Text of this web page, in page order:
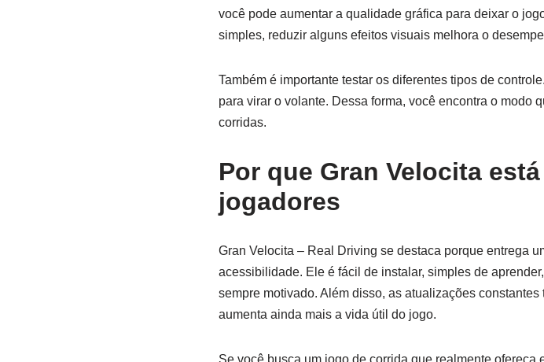
você pode aumentar a qualidade gráfica para deixar o
simples, reduzir alguns efeitos visuais melhora o
Também é importante testar os diferentes tipos de
para virar o volante. Dessa forma, você encontra o modo
corridas.
Por que Gran Velocita
jogadores
Gran Velocita – Real Driving se destaca porque entrega
acessibilidade. Ele é fácil de instalar, simples de
sempre motivado. Além disso, as atualizações
aumenta ainda mais a vida útil do jogo.
Se você busca um jogo de corrida que realmente